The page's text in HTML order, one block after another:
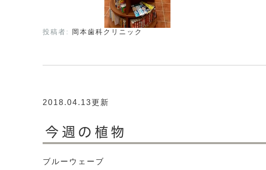
投稿者: 岡本歯科クリニック
2018.04.13更新
今週の植物
ブルーウェーブ